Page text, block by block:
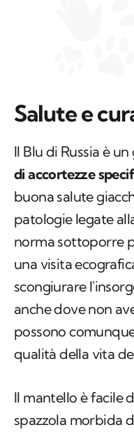
Salute e
Il Blu di Russia è
di accortezze
buona salute
patologie legate
norma sottoporre
una visita
scongiurare
anche dove non
possono
qualità della vita
Il mantello è facile
spazzola morbida